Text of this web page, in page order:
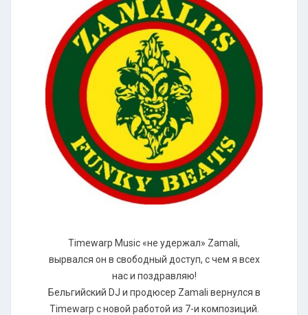
Timewarp Music «не удержал» Zamali,
вырвался он в свободный доступ, с чем я всех
нас и поздравляю!
Бельгийский DJ и продюсер Zamali вернулся в
Timewarp с новой работой из 7-и композиций.